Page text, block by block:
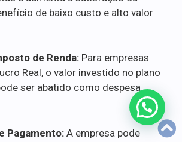
de baixo custo e alto valor
de Renda: Para empresas
Real, o valor investido no plano
ser abatido como despesa
Pagamento: A empresa pode